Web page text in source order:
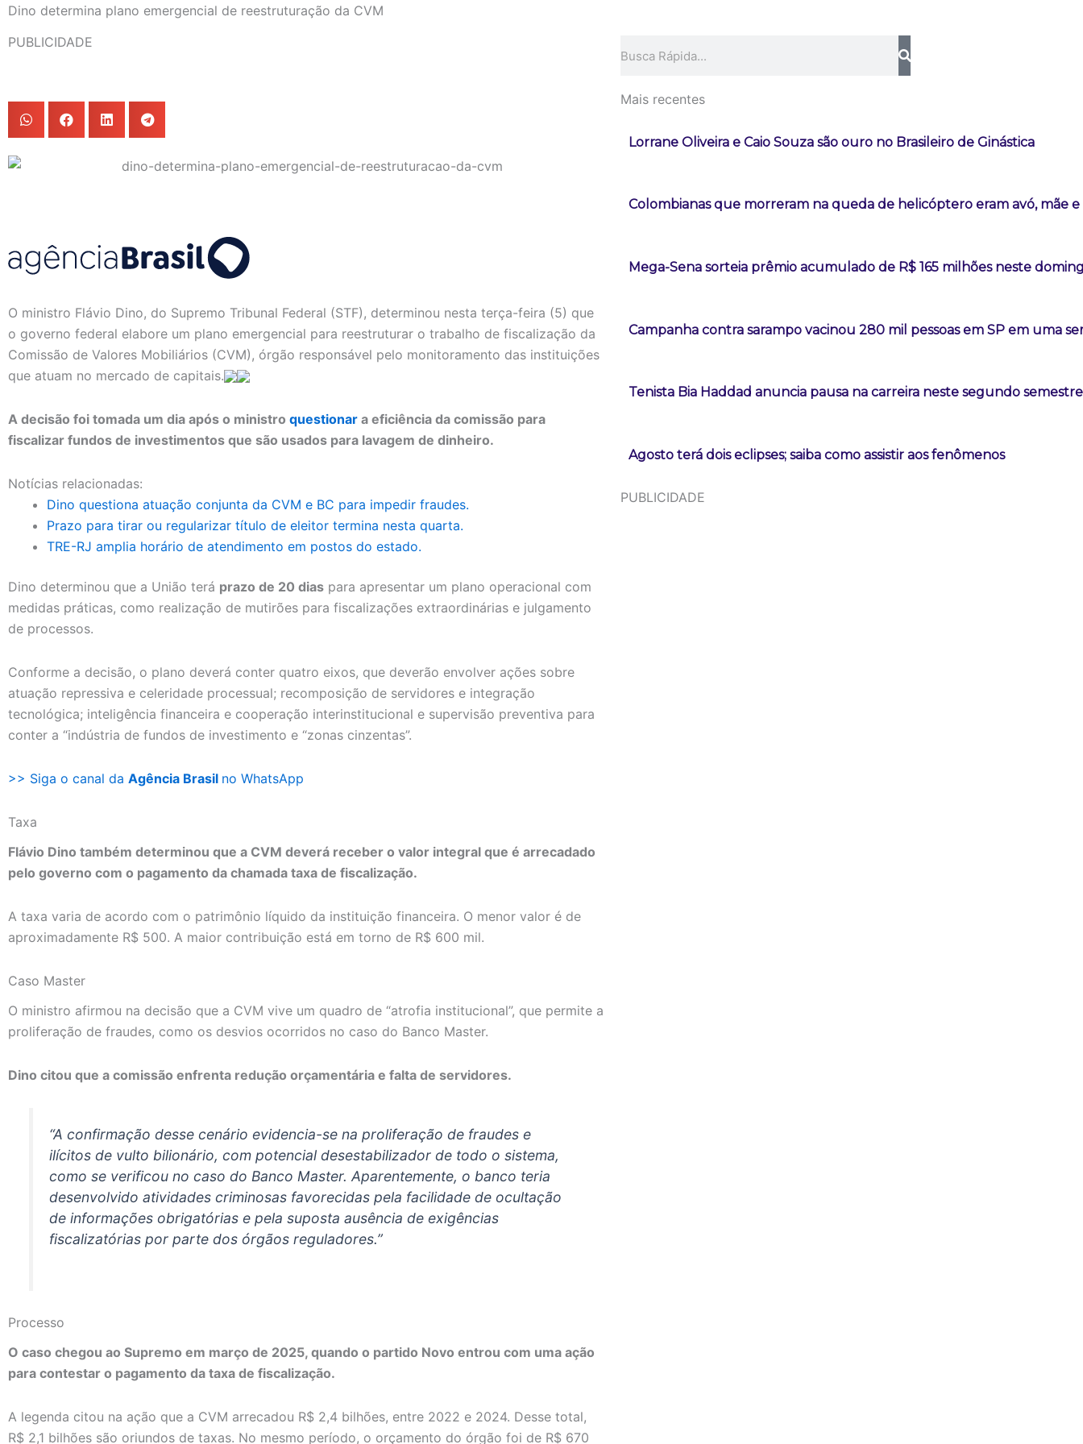
Dino determina plano emergencial de reestruturação da CVM
PUBLICIDADE
O ministro Flávio Dino, do Supremo Tribunal Federal (STF), determinou nesta terça-feira (5) que
o governo federal elabore um plano emergencial para reestruturar o trabalho de fiscalização da
Comissão de Valores Mobiliários (CVM), órgão responsável pelo monitoramento das instituições
que atuam no mercado de capitais.
A decisão foi tomada um dia após o ministro questionar a eficiência da comissão para
fiscalizar fundos de investimentos que são usados para lavagem de dinheiro.
Notícias relacionadas:
Dino questiona atuação conjunta da CVM e BC para impedir fraudes.
Prazo para tirar ou regularizar título de eleitor termina nesta quarta.
TRE-RJ amplia horário de atendimento em postos do estado.
Dino determinou que a União terá prazo de 20 dias para apresentar um plano operacional com
medidas práticas, como realização de mutirões para fiscalizações extraordinárias e julgamento
de processos.
Conforme a decisão, o plano deverá conter quatro eixos, que deverão envolver ações sobre
atuação repressiva e celeridade processual; recomposição de servidores e integração
tecnológica; inteligência financeira e cooperação interinstitucional e supervisão preventiva para
conter a “indústria de fundos de investimento e “zonas cinzentas”.
>> Siga o canal da Agência Brasil no WhatsApp
Taxa
Flávio Dino também determinou que a CVM deverá receber o valor integral que é arrecadado
pelo governo com o pagamento da chamada taxa de fiscalização.
A taxa varia de acordo com o patrimônio líquido da instituição financeira. O menor valor é de
aproximadamente R$ 500. A maior contribuição está em torno de R$ 600 mil.
Caso Master
O ministro afirmou na decisão que a CVM vive um quadro de “atrofia institucional”, que permite a
proliferação de fraudes, como os desvios ocorridos no caso do Banco Master.
Dino citou que a comissão enfrenta redução orçamentária e falta de servidores.
“A confirmação desse cenário evidencia-se na proliferação de fraudes e
ilícitos de vulto bilionário, com potencial desestabilizador de todo o sistema,
como se verificou no caso do Banco Master. Aparentemente, o banco teria
desenvolvido atividades criminosas favorecidas pela facilidade de ocultação
de informações obrigatórias e pela suposta ausência de exigências
fiscalizatórias por parte dos órgãos reguladores.”
Processo
O caso chegou ao Supremo em março de 2025, quando o partido Novo entrou com uma ação
para contestar o pagamento da taxa de fiscalização.
A legenda citou na ação que a CVM arrecadou R$ 2,4 bilhões, entre 2022 e 2024. Desse total,
R$ 2,1 bilhões são oriundos de taxas. No mesmo período, o orçamento do órgão foi de R$ 670
Mais recentes
Lorrane Oliveira e Caio Souza são ouro no Brasileiro de Ginástica
Colombianas que morreram na queda de helicóptero eram avó, mãe
Mega-Sena sorteia prêmio acumulado de R$ 165 milhões neste
Campanha contra sarampo vacinou 280 mil pessoas em SP em uma
Tenista Bia Haddad anuncia pausa na carreira neste segundo semestre
Agosto terá dois eclipses; saiba como assistir aos fenômenos
PUBLICIDADE